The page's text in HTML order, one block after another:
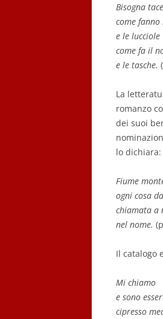
Bisogna
come
e le lucciole
come fa il
e le tasche.
La
romanzo
dei suoi
lo dichiara:
Fiume
ogni cosa
chiamata a
nel nome.
Il catalogo
Mi chiamo
e sono
cipresso